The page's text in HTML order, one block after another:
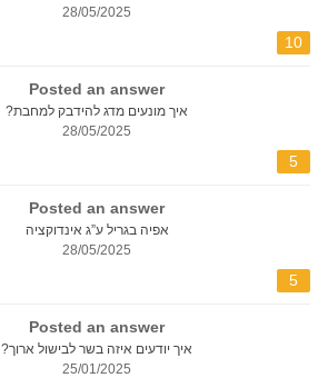
28/05/2025
10
Posted an answer
איך מונעים מדג להידבק למחבת?
28/05/2025
5
Posted an answer
אפיה בגריל ע”ג אינדוקציה
28/05/2025
5
Posted an answer
איך יודעים איזה בשר לבישול ארוך?
25/01/2025